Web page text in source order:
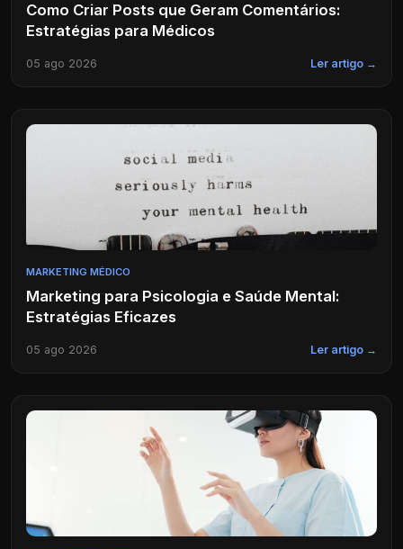
Como Criar Posts que Geram Comentários:
Estratégias para Médicos
05 ago 2026 Ler artigo →
MARKETING MÉDICO
Marketing para Psicologia e Saúde Mental:
Estratégias Eficazes
05 ago 2026 Ler artigo →